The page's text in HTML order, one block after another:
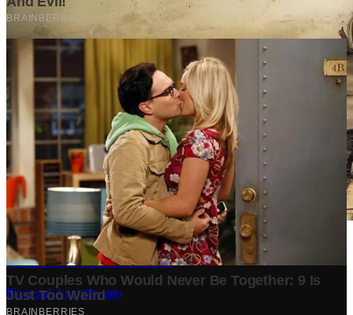
Stok BBM di Indonesia Hanya Tinggal 21 Hari, Apa
Dampaknya bagi Masyarakat?
Finansial·4 months ago